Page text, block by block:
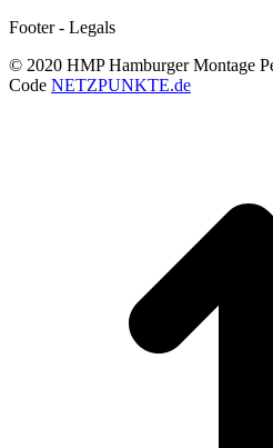
Footer - Legals
© 2020 HMP Hamburger Montage
Code NETZPUNKTE.de